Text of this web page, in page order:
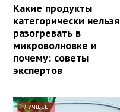
Какие продукты
категорически нельзя
разогревать в
микроволновке и
почему: советы
экспертов
ЛУЧШЕЕ